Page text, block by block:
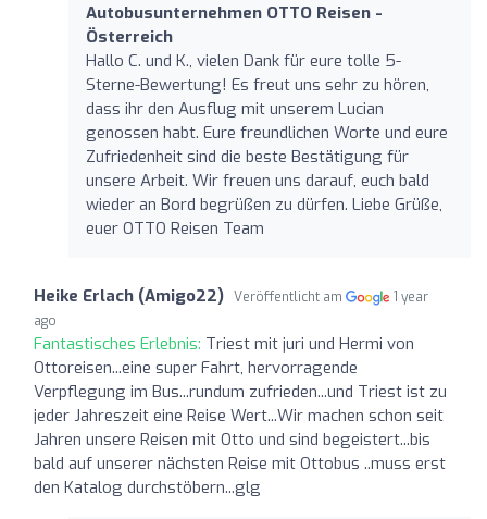
Autobusunternehmen OTTO Reisen -
Österreich
Hallo C. und K., vielen Dank für eure tolle 5-
Sterne-Bewertung! Es freut uns sehr zu hören,
dass ihr den Ausflug mit unserem Lucian
genossen habt. Eure freundlichen Worte und eure
Zufriedenheit sind die beste Bestätigung für
unsere Arbeit. Wir freuen uns darauf, euch bald
wieder an Bord begrüßen zu dürfen. Liebe Grüße,
euer OTTO Reisen Team
Heike Erlach (Amigo22) Veröffentlicht am
1 year
ago
Fantastisches Erlebnis: Triest mit juri und Hermi von
Ottoreisen...eine super Fahrt, hervorragende
Verpflegung im Bus...rundum zufrieden...und Triest ist zu
jeder Jahreszeit eine Reise Wert...Wir machen schon seit
Jahren unsere Reisen mit Otto und sind begeistert...bis
bald auf unserer nächsten Reise mit Ottobus ..muss erst
den Katalog durchstöbern...glg